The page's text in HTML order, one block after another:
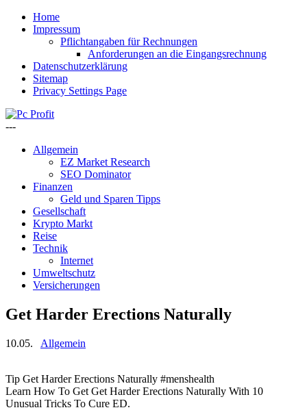
Home
Impressum
Pflichtangaben für Rechnungen
Anforderungen an die Eingangsrechnung
Datenschutzerklärung
Sitemap
Privacy Settings Page
---
Allgemein
EZ Market Research
SEO Dominator
Finanzen
Geld und Sparen Tipps
Gesellschaft
Krypto Markt
Reise
Technik
Internet
Umweltschutz
Versicherungen
Get Harder Erections Naturally
10.05. Allgemein
Tip Get Harder Erections Naturally #menshealth
Learn How To Get Get Harder Erections Naturally With 10
Unusual Tricks To Cure ED.